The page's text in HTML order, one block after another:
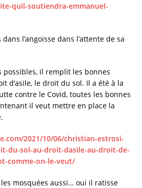
quil-soutiendra-emmanuel-
dans l’angoisse dans l’attente de sa
possibles, il remplit les bonnes
d’asile, le droit du sol. Il a été à la
contre le Covid, toutes les bonnes
il veut mettre en place la
2021/10/06/christian-estrosi-
du-sol-au-droit-dasile-au-droit-de-
comme-on-le-veut/
mosquées aussi… oui il ratisse